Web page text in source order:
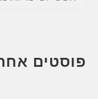
h
פוסטים